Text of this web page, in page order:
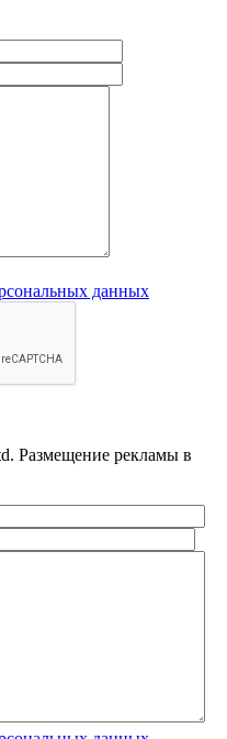
данных
Размещение рекламы в